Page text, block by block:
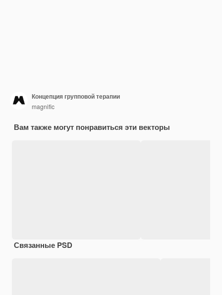
Концепция групповой терапии
magnific
Вам также могут понравиться эти векторы
Связанные PSD